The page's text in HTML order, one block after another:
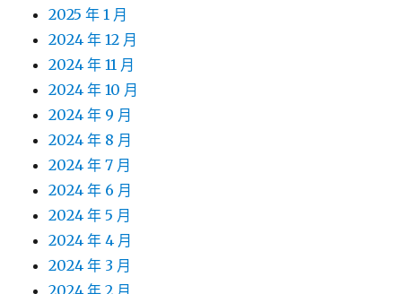
2025 年 1 月
2024 年 12 月
2024 年 11 月
2024 年 10 月
2024 年 9 月
2024 年 8 月
2024 年 7 月
2024 年 6 月
2024 年 5 月
2024 年 4 月
2024 年 3 月